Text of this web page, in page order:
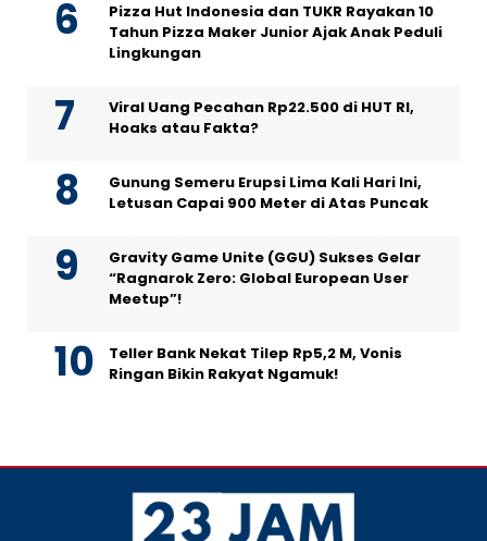
Pizza Hut Indonesia dan TUKR Rayakan 10
Tahun Pizza Maker Junior Ajak Anak Peduli
Lingkungan
Viral Uang Pecahan Rp22.500 di HUT RI,
Hoaks atau Fakta?
Gunung Semeru Erupsi Lima Kali Hari Ini,
Letusan Capai 900 Meter di Atas Puncak
Gravity Game Unite (GGU) Sukses Gelar
“Ragnarok Zero: Global European User
Meetup”!
Teller Bank Nekat Tilep Rp5,2 M, Vonis
Ringan Bikin Rakyat Ngamuk!